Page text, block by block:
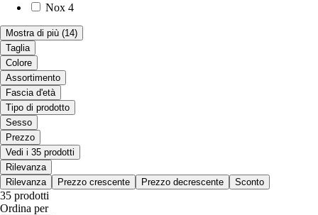
Nox 4
Mostra di più (14)
Taglia
Colore
Assortimento
Fascia d'età
Tipo di prodotto
Sesso
Prezzo
Vedi i 35 prodotti
Rilevanza
Rilevanza
Prezzo crescente Prezzo decrescente Sconto
35 prodotti
Ordina per